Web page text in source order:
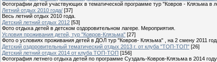
Фотографии детей участвующих в тематической программе тур "Ковров - Клязьма в
Летний отдых 2010 года/ [37]
Весь летний отдых 2010 года.
Детский летний отдых 2012 [53]
Фото отдыха детей в детском оздоровительном лагере. Мероприятия.
Условия проживания детей, тур "Ковров-Клязьма" [27]
Фото о условиях проживания детей в ДОЛ тур "Ковров- Клязьма" , на 2 смену 2011
Детский оздоровительный тематический отдых 2013 г. от клуба "ТОП-ТОП" [26]
Детский летний отдых 2014 от клуба ТОП-ТОП [156]
Фотография летнего отдыха детей по программе Суздаль-Ковров-Клязьма в 2014 году